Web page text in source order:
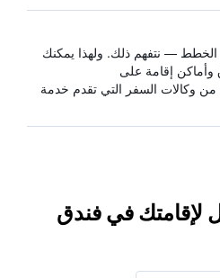
الخطط — نتفهم ذلك. ولهذا يمكنك
إقامة على
HotelsCombined من وكالات السفر التي تقدم خدمة
لإقامتك في فندق